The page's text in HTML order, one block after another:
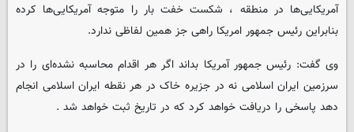
آمریکایی‌ها در منطقه ، شکست خفت بار را متوجه آمریکایی‌ها کرده
بنابراین رئیس جمهور امریکا راهی جز همین لفاظی ندارد.
وی گفت: رئیس جمهور آمریکا بداند اگر هر اقدام محاسبه نشده‌ای را در
سرزمین ایران اسلامی نه در جزیره خاک در هر نقطه ایران اسلامی انجام
دهد پاسخی را دریافت خواهد کرد که در تاریخ ثبت خواهد شد .